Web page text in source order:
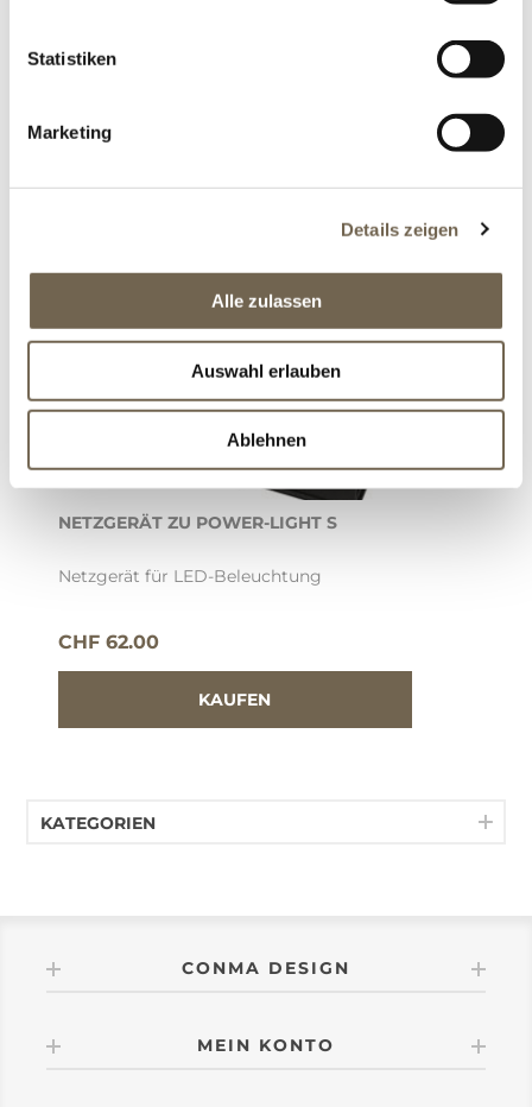
Statistiken
Marketing
Details zeigen
Alle zulassen
Auswahl erlauben
Ablehnen
NETZGERÄT ZU POWER-LIGHT S
Netzgerät für LED-Beleuchtung
CHF 62.00
KATEGORIEN
CONMA DESIGN
MEIN KONTO